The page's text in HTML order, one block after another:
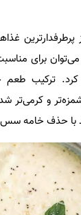
پرطرفدارترین
برای
ترکیب طعم
و
با حذف خامه سس